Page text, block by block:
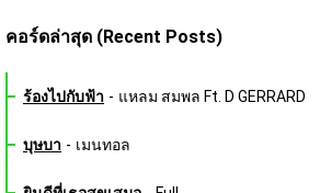
คอร์ดล่าสุด (Recent Posts)
ร้องไปกับฟ้า - แหลม สมพล Ft. D GERRARD
บุษบา - เมนทอล